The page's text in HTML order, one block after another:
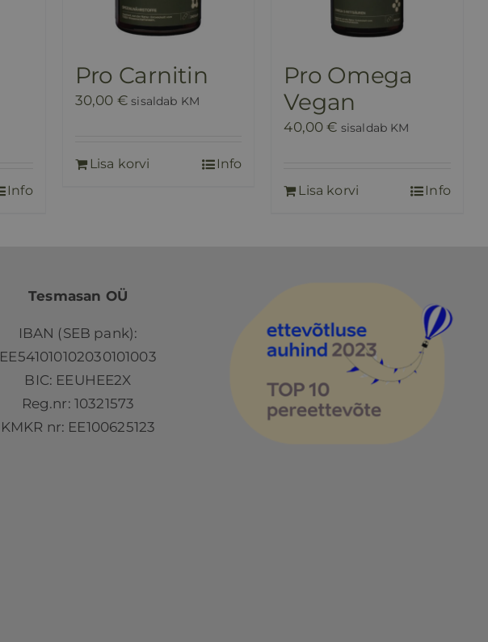
Info
Pro Carnitin
30,00 € sisaldab KM
Lisa korvi Info
Pro Omega
Vegan
40,00€ sisaldab KM
Lisa korvi Info
Tesmasan OÜ
IBAN (SEB pank):
EE541010102030101003
BIC: EEUHEE2X
Reg.nr: 10321573
KMKR nr: EE100625123